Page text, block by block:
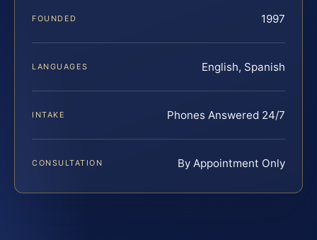
FOUNDED 1997
LANGUAGES English, Spanish
INTAKE Phones Answered 24/7
CONSULTATION By Appointment Only